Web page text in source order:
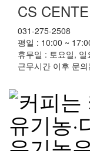
CS
031-275-2508
평일 : 10:00 ~
휴무일 : 토요일, 일
근무시간 이후 문